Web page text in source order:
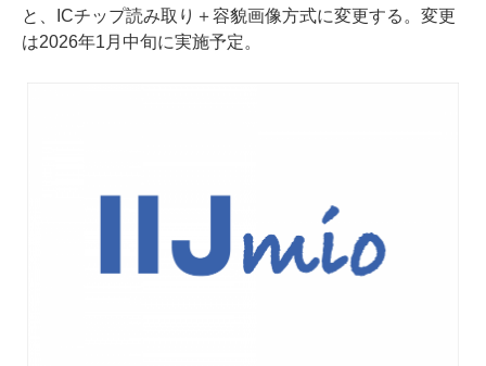
と、ICチップ読み取り＋容貌画像方式に変更する。変更
は2026年1月中旬に実施予定。